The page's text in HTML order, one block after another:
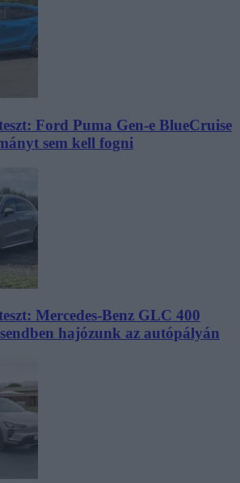
Ford Puma Gen-e BlueCruise
sem kell fogni
Mercedes-Benz GLC 400
hajózunk az autópályán